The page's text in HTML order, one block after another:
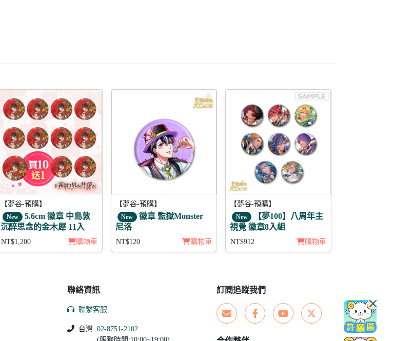
【夢谷-預購】
New 5.6cm 徽章 中島敦
沉醉思念的金木犀 11入
NT$1,200 購物車
【夢谷-預購】
New
徽章 監獄Monster
尼洛
NT$120 購物車
【夢谷-預購】
New
【夢100】八周年主
視覺 徽章8入組
NT$912 購物車
聯絡資訊
聯繫客服
台灣 02-8751-2102
訂閱追蹤我們